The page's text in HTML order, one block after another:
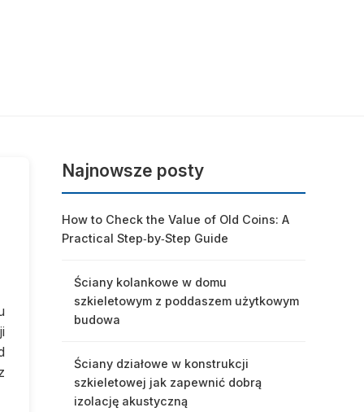
Najnowsze posty
How to Check the Value of Old Coins: A
Practical Step‑by‑Step Guide
Ściany kolankowe w domu
szkieletowym z poddaszem użytkowym
budowa
Ściany działowe w konstrukcji
szkieletowej jak zapewnić dobrą
izolację akustyczną